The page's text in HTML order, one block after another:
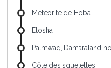
Météorité de Hoba
Etosha
Palmwag, Damaraland
Côte des squelettes